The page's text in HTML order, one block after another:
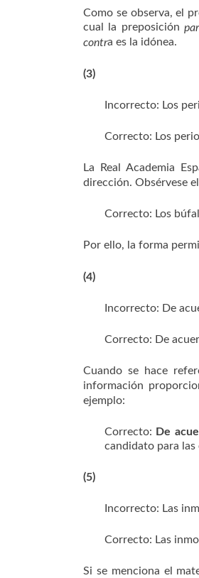
Como se observa, el
cual la preposición
contra es la idónea.
(3)
Incorrecto: Los
Correcto: Los
La Real Academia
dirección. Obsérvese
Correcto: Los
Por ello, la forma
(4)
Incorrecto: De
Correcto: De
Cuando se hace
información
ejemplo:
Correcto: De
candidato para las
(5)
Incorrecto: Las
Correcto: Las
Si se menciona el